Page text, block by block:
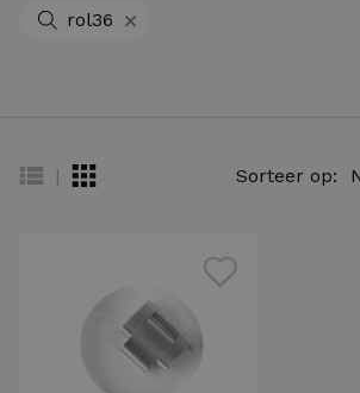
rol36 +
| Sorteer op: